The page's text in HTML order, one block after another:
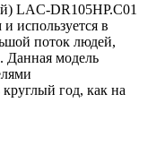
LAC-DR105HP.C01
используется в
поток людей,
Данная модель
год, как на